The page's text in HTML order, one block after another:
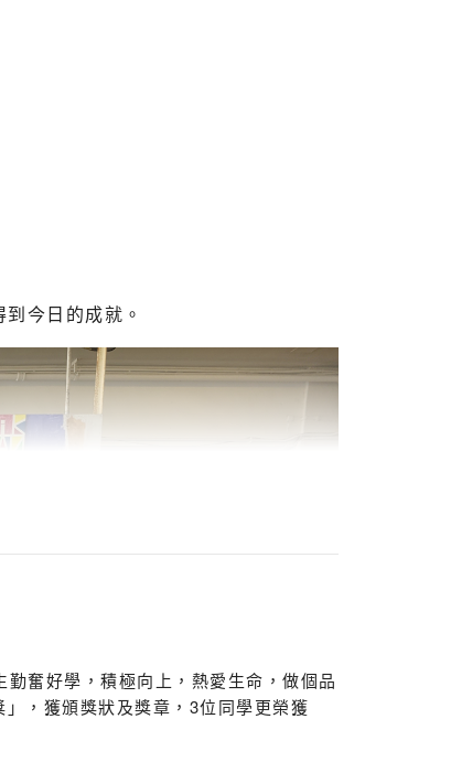
今日的成就。
奮好學，積極向上，熱愛生命，做個品
，獲頒獎狀及獎章，3位同學更榮獲